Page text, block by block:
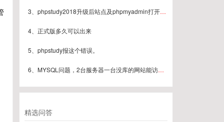
3、phpstudy2018升级后站点及phpmyadmin打开404解决方案
4、正式版多久可以出来
5、phpstudy报这个错误。
6、MYSQL问题，2台服务器一台没库的网站能访问但是采集数据到库的时候可以一下子后变成连接失败
精选问答